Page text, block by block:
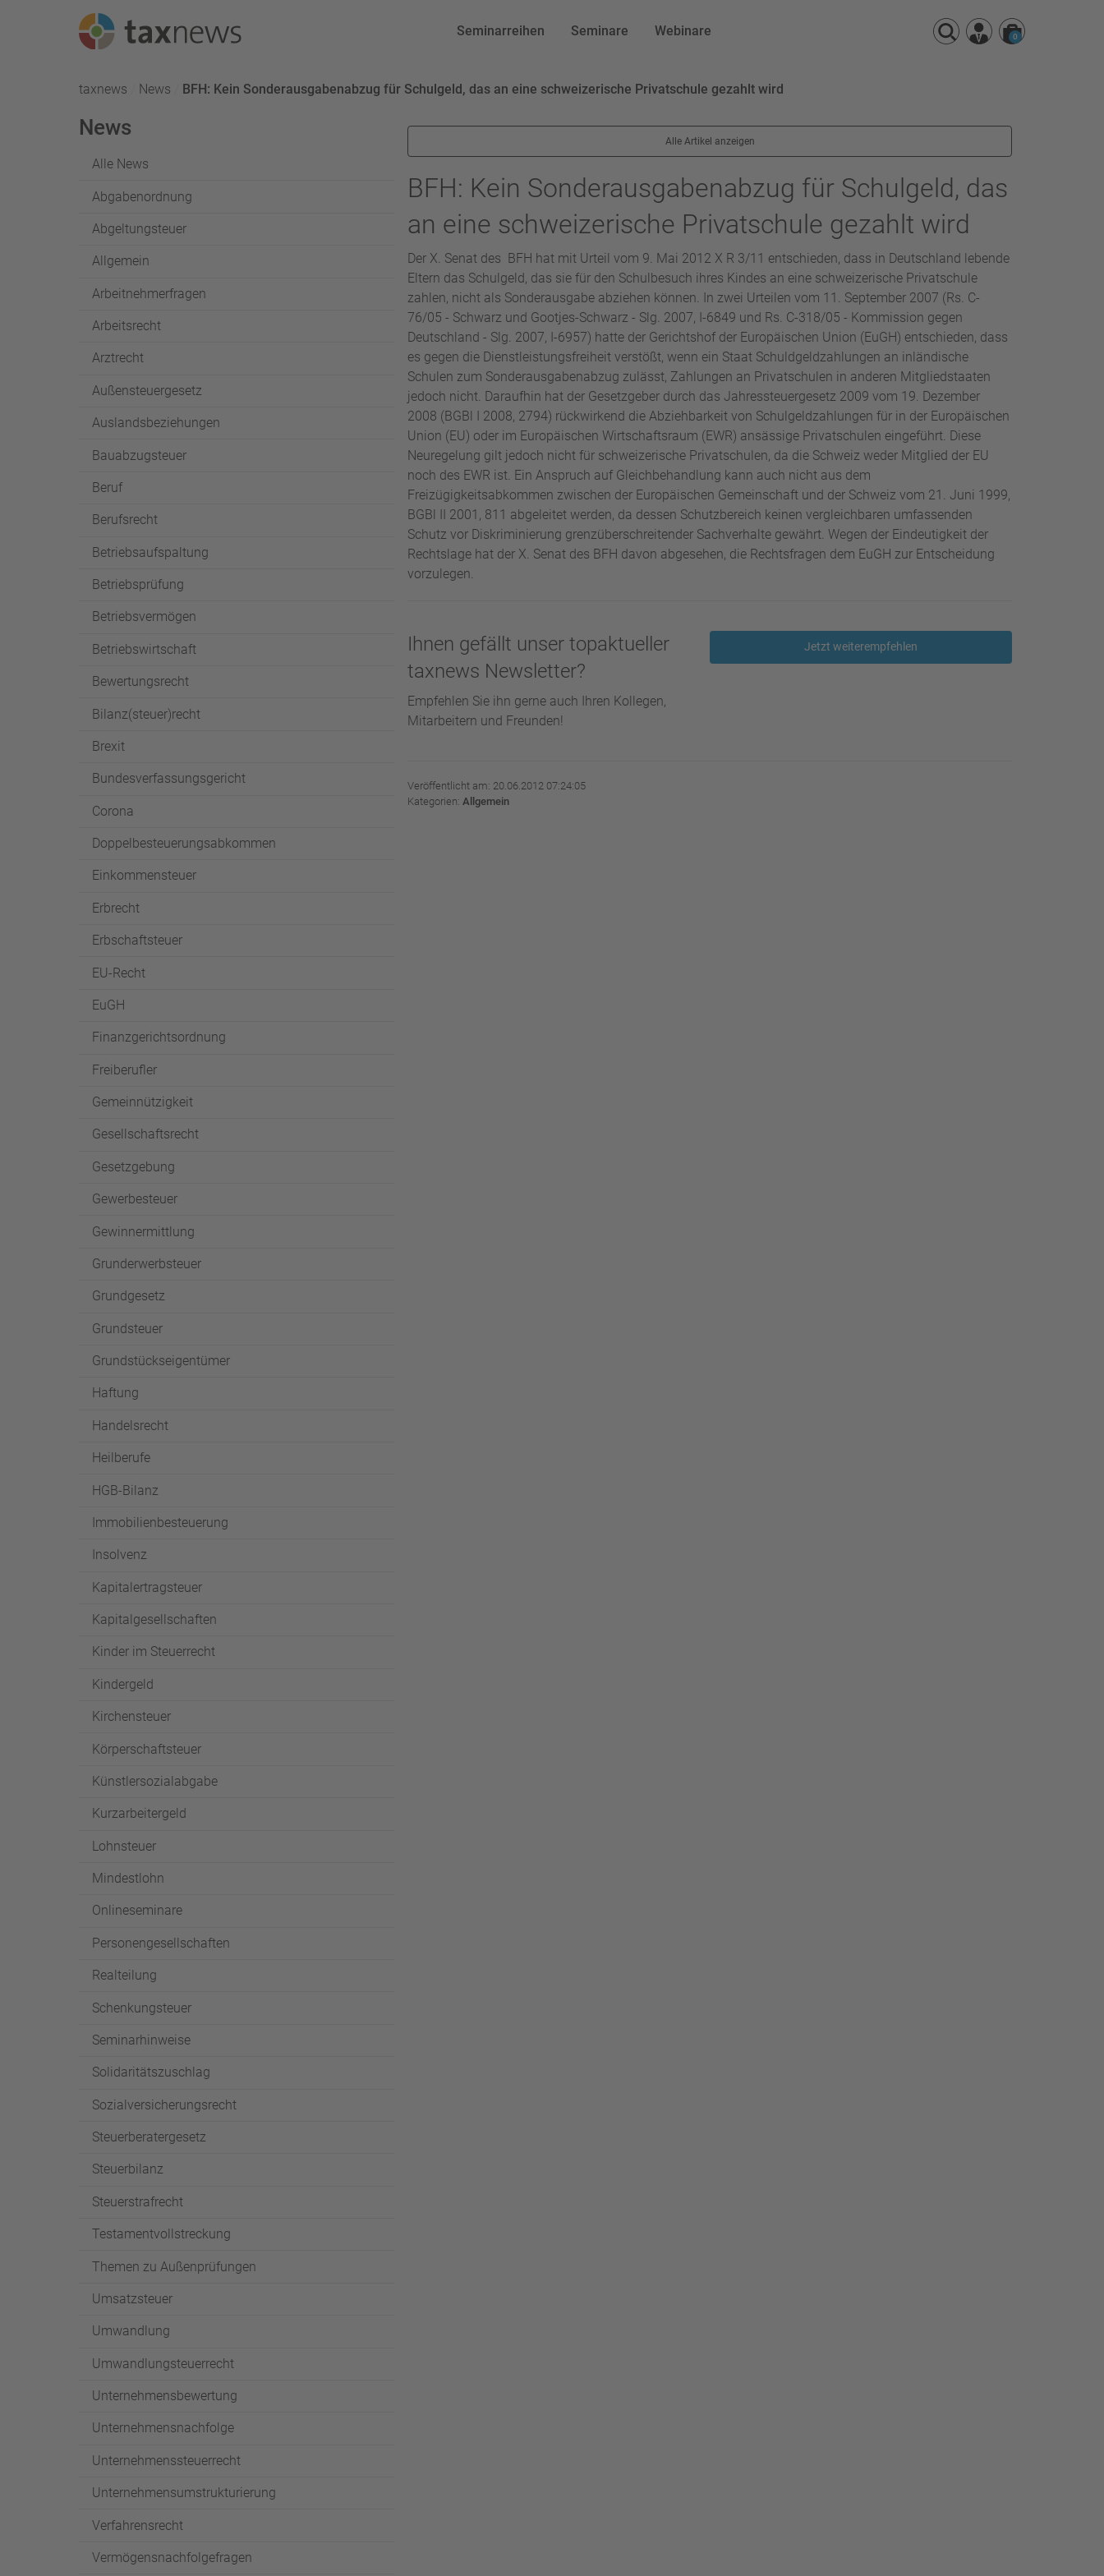
Seminarreihen Seminare Webinare 0
taxnews News Aktuell:
BFH: Kein Sonderausgabenabzug für Schulgeld, das an eine schweizerische Privatschule gezahlt wird
News
Alle News
Abgabenordnung
Abgeltungsteuer
Allgemein
Arbeitnehmerfragen
Arbeitsrecht
Arztrecht
Außensteuergesetz
Auslandsbeziehungen
Bauabzugsteuer
Beruf
Berufsrecht
Betriebsaufspaltung
Betriebsprüfung
Betriebsvermögen
Betriebswirtschaft
Bewertungsrecht
Bilanz(steuer)recht
Brexit
Bundesverfassungsgericht
Corona
Doppelbesteuerungsabkommen
Einkommensteuer
Erbrecht
Erbschaftsteuer
EU-Recht
EuGH
Finanzgerichtsordnung
Freiberufler
Gemeinnützigkeit
Gesellschaftsrecht
Gesetzgebung
Gewerbesteuer
Gewinnermittlung
Grunderwerbsteuer
Grundgesetz
Grundsteuer
Grundstückseigentümer
Haftung
Handelsrecht
Heilberufe
HGB-Bilanz
Immobilienbesteuerung
Insolvenz
Kapitalertragsteuer
Kapitalgesellschaften
Kinder im Steuerrecht
Kindergeld
Kirchensteuer
Körperschaftsteuer
Künstlersozialabgabe
Kurzarbeitergeld
Lohnsteuer
Mindestlohn
Onlineseminare
Personengesellschaften
Realteilung
Schenkungsteuer
Seminarhinweise
Solidaritätszuschlag
Sozialversicherungsrecht
Steuerberatergesetz
Steuerbilanz
Steuerstrafrecht
Testamentvollstreckung
Themen zu Außenprüfungen
Umsatzsteuer
Umwandlung
Umwandlungsteuerrecht
Unternehmensbewertung
Unternehmensnachfolge
Unternehmenssteuerrecht
Unternehmensumstrukturierung
Verfahrensrecht
Vermögensnachfolgefragen
Alle Artikel anzeigen
BFH: Kein Sonderausgabenabzug für Schulgeld, das
an eine schweizerische Privatschule gezahlt wird
Der X. Senat des BFH hat mit Urteil vom 9. Mai 2012 X R 3/11 entschieden, dass in Deutschland lebende
Eltern das Schulgeld, das sie für den Schulbesuch ihres Kindes an eine schweizerische Privatschule
zahlen, nicht als Sonderausgabe abziehen können. In zwei Urteilen vom 11. September 2007 (Rs. C-
76/05 - Schwarz und Gootjes-Schwarz - Slg. 2007, I-6849 und Rs. C-318/05 - Kommission gegen
Deutschland - Slg. 2007, I-6957) hatte der Gerichtshof der Europäischen Union (EuGH) entschieden, dass
es gegen die Dienstleistungsfreiheit verstößt, wenn ein Staat Schuldgeldzahlungen an inländische
Schulen zum Sonderausgabenabzug zulässt, Zahlungen an Privatschulen in anderen Mitgliedstaaten
jedoch nicht. Daraufhin hat der Gesetzgeber durch das Jahressteuergesetz 2009 vom 19. Dezember
2008 (BGBl I 2008, 2794) rückwirkend die Abziehbarkeit von Schulgeldzahlungen für in der Europäischen
Union (EU) oder im Europäischen Wirtschaftsraum (EWR) ansässige Privatschulen eingeführt. Diese
Neuregelung gilt jedoch nicht für schweizerische Privatschulen, da die Schweiz weder Mitglied der EU
noch des EWR ist. Ein Anspruch auf Gleichbehandlung kann auch nicht aus dem
Freizügigkeitsabkommen zwischen der Europäischen Gemeinschaft und der Schweiz vom 21. Juni 1999,
BGBl II 2001, 811 abgeleitet werden, da dessen Schutzbereich keinen vergleichbaren umfassenden
Schutz vor Diskriminierung grenzüberschreitender Sachverhalte gewährt. Wegen der Eindeutigkeit der
Rechtslage hat der X. Senat des BFH davon abgesehen, die Rechtsfragen dem EuGH zur Entscheidung
vorzulegen.
Ihnen gefällt unser topaktueller
taxnews Newsletter?
Empfehlen Sie ihn gerne auch Ihren Kollegen,
Mitarbeitern und Freunden!
Jetzt weiterempfehlen
Veröffentlicht am: 20.06.2012 07:24:05
Kategorien: Allgemein